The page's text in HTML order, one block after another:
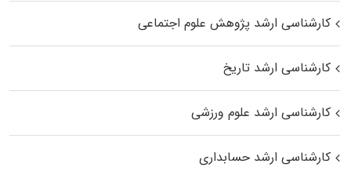
کارشناسی ارشد پژوهش علوم اجتماعی
کارشناسی ارشد تاریخ
کارشناسی ارشد علوم ورزشی
کارشناسی ارشد حسابداری